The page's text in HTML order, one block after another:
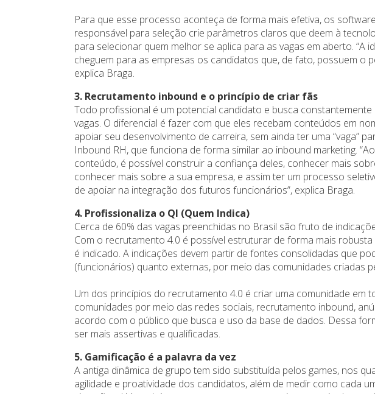
Para que esse processo aconteça de forma mais efetiva, os
responsável para seleção crie parâmetros claros que deem à
para selecionar quem melhor se aplica para as vagas em aberto. “A
cheguem para as empresas os candidatos que, de fato, possuem o
explica Braga.
3. Recrutamento inbound e o princípio de criar fãs
Todo profissional é um potencial candidato e busca
vagas. O diferencial é fazer com que eles recebam conteúdos em
apoiar seu desenvolvimento de carreira, sem ainda ter uma “vaga”
Inbound RH, que funciona de forma similar ao inbound marketing.
conteúdo, é possível construir a confiança deles, conhecer mais
conhecer mais sobre a sua empresa, e assim ter um processo
de apoiar na integração dos futuros funcionários”, explica Braga.
4. Profissionaliza o QI (Quem Indica)
Cerca de 60% das vagas preenchidas no Brasil são fruto de
Com o recrutamento 4.0 é possível estruturar de forma mais
é indicado. A indicações devem partir de fontes consolidadas que
(funcionários) quanto externas, por meio das comunidades criadas
Um dos princípios do recrutamento 4.0 é criar uma comunidade em
comunidades por meio das redes sociais, recrutamento inbound,
acordo com o público que busca e uso da base de dados. Dessa
ser mais assertivas e qualificadas.
5. Gamificação é a palavra da vez
A antiga dinâmica de grupo tem sido substituída pelos games, nos
agilidade e proatividade dos candidatos, além de medir como cada